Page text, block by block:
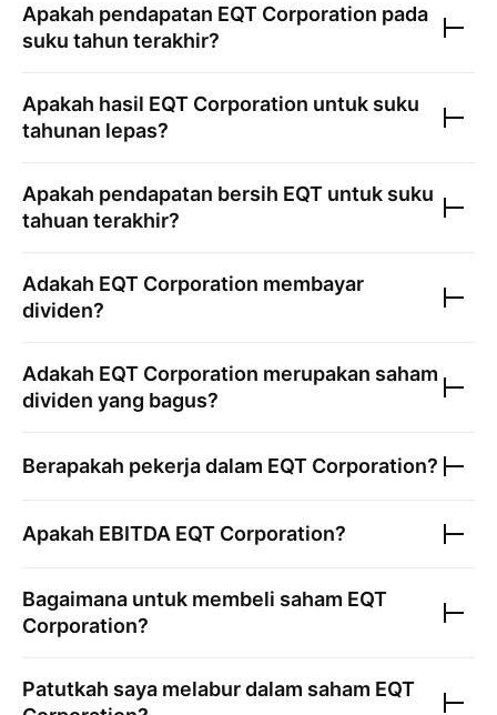
Apakah pendapatan EQT Corporation pada
suku tahun terakhir?
Apakah hasil EQT Corporation untuk suku
tahunan lepas?
Apakah pendapatan bersih EQT untuk suku
tahuan terakhir?
Adakah EQT Corporation membayar
dividen?
Adakah EQT Corporation merupakan saham
dividen yang bagus?
Berapakah pekerja dalam EQT Corporation?
Apakah EBITDA EQT Corporation?
Bagaimana untuk membeli saham EQT
Corporation?
Patutkah saya melabur dalam saham EQT